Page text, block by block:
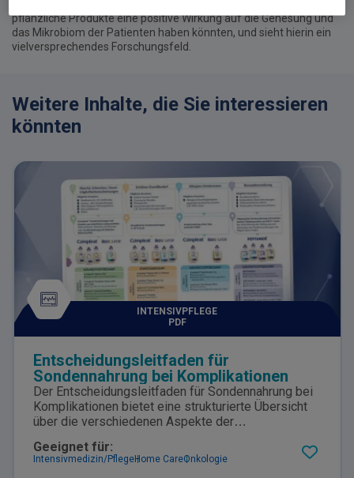
pflanzliche Produkte eine positive Wirkung auf die Genesung und
das Mikrobiom der Patienten haben könnten, und sieht hierin ein
vielversprechendes Forschungsfeld.
Weitere Inhalte, die Sie interessieren
könnten
INTENSIVPFLEGE
PDF
Entscheidungsleitfaden für
Sondennahrung bei Komplikationen
Der Entscheidungsleitfaden für Sondennahrung bei
Komplikationen bietet eine strukturierte Übersicht
über die verschiedenen Aspekte der
Empfehlungen zur Anpassung der Ernährung an
individuelle medizinische Bedingungen wie
Geeignet für:
Intensivmedizin/PflegeHome CareOnkologie